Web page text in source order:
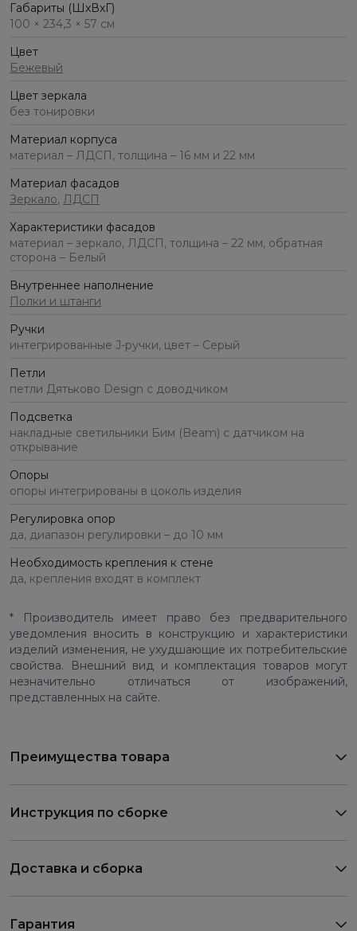
Габариты (ШхВхГ)
100 × 234,3 × 57 см
Цвет
Бежевый
Цвет зеркала
без тонировки
Материал корпуса
материал – ЛДСП, толщина – 16 мм и 22 мм
Материал фасадов
Зеркало, ЛДСП
Характеристики фасадов
материал – зеркало, ЛДСП, толщина – 22 мм, обратная
сторона – Белый
Внутреннее наполнение
Полки и штанги
Ручки
интегрированные J-ручки, цвет – Серый
Петли
петли Дятьково Design с доводчиком
Подсветка
накладные светильники Бим (Beam) с датчиком на
открывание
Опоры
опоры интегрированы в цоколь изделия
Регулировка опор
да, диапазон регулировки – до 10 мм
Необходимость крепления к стене
да, крепления входят в комплект
* Производитель имеет право без предварительного
уведомления вносить в конструкцию и характеристики
изделий изменения, не ухудшающие их потребительские
свойства. Внешний вид и комплектация товаров могут
незначительно отличаться от изображений,
представленных на сайте.
Преимущества товара
Инструкция по сборке
Доставка и сборка
Гарантия